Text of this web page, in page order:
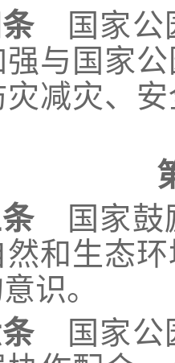
国家公
与国家
灾减灾、
国家鼓
和生态
识。
国家公